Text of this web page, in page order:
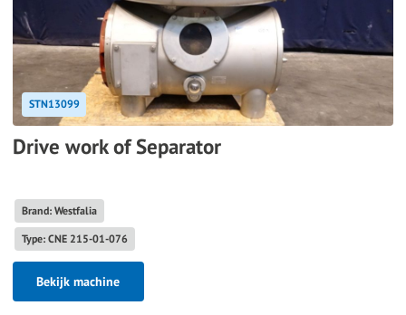
STN13099
Drive work of Separator
Brand: Westfalia
Type: CNE 215-01-076
Bekijk machine